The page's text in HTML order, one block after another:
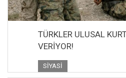
TÜRKLER ULUSAL
VERİYOR!
SIYASI